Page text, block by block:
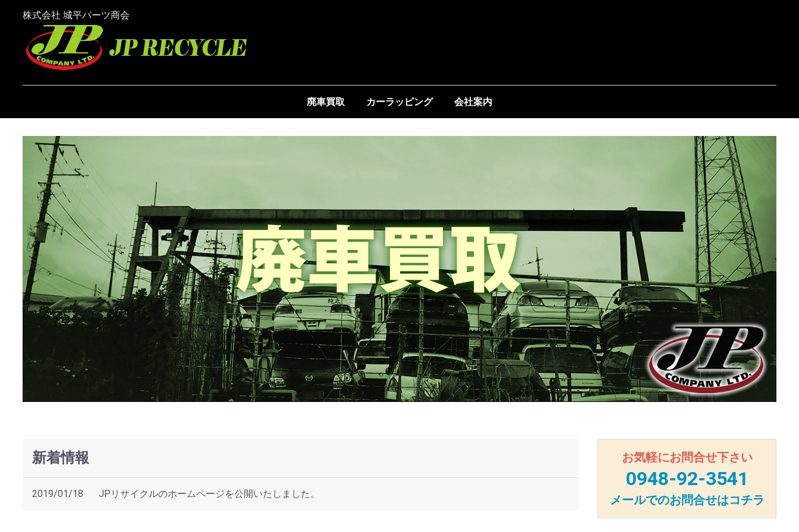
株式会社 城平パーツ商会
廃車買取 カーラッピング 会社案内
新着情報
2019/01/18 JPリサイクルのホームページを公開いたしました。
お気軽にお問合せ下さい
0948-92-3541
メールでのお問合せはコチラ